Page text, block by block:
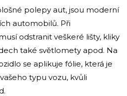
polepy aut, jsou moderní
automobilů. Při
odstranit veškeré lišty, kliky
také světlomety apod. Na
se aplikuje fólie, která je
typu vozu, kvůli